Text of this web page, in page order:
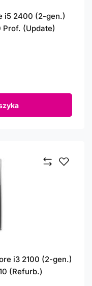
i5 2400 (2-gen.)
Prof. (Update)
i3 2100 (2-gen.)
(Refurb.)